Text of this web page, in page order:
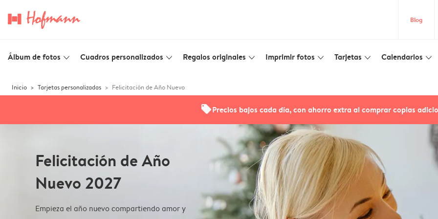
Blog
Álbum de fotos slim_arrow_down Cuadros personalizados slim_arrow_down Regalos originales slim_arrow_down Imprimir fotos slim_arrow_down Tarjetas slim_arrow_down Calendarios slim_arrow_down
Inicio Tarjetas personalizadas Felicitación de Año Nuevo
offersPrecios bajos cada día, con ahorro extra al comprar copias
Felicitación de Año
Nuevo 2027
Empieza el año nuevo compartiendo amor y